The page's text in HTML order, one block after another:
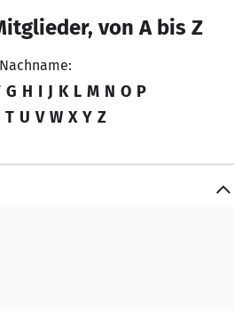
von A bis Z
Nachname:
G H I J K L M N O P
T U V W X Y Z